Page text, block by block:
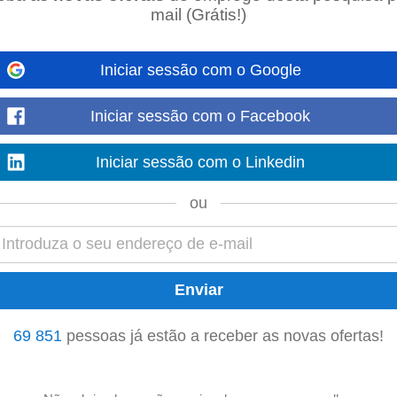
dos documentos financeiros aos serviços de contabilidade; »
e controlo em formato excel; /strong /ppstrong» Impressão,
Garantir a boa gestão...
eentregados documentos financeiros aos serviços de contabilidade; »
mail (Grátis!)
Iniciar sessão com o Google
Iniciar sessão com o Facebook
Iniciar sessão com o Linkedin
ou
69 851 pessoas já estão a receber as novas ofertas!